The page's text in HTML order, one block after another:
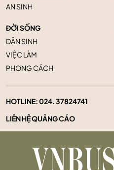
AN SINH
ĐỜI SỐNG
DÂN SINH
VIỆC LÀM
PHONG CÁCH
HOTLINE:024. 37824741
LIÊN HỆ QUẢNG CÁO